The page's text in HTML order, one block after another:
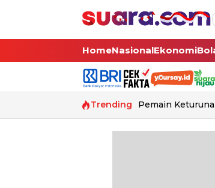
HomeNasionalEkonomi
Trending Pemain